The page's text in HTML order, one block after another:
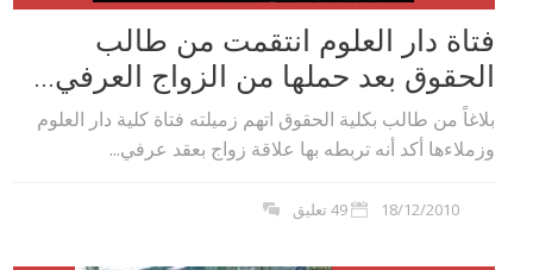
فتاة دار العلوم انتقمت من طالب
الحقوق بعد حملها من الزواج العرفي...
بلاغاً من طالب بكلية الحقوق اتهم زميلته فتاة كلية دار العلوم
وزملاءها أكد أنه تربطه بها علاقة زواج بعقد عرفي...
18/12/2010 49 تعليق